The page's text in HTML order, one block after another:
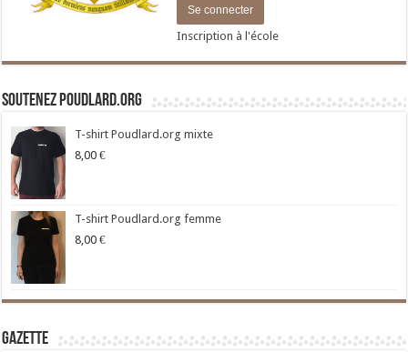
Inscription à l'école
Soutenez Poudlard.org
T-shirt Poudlard.org mixte
8,00 €
T-shirt Poudlard.org femme
8,00 €
Gazette